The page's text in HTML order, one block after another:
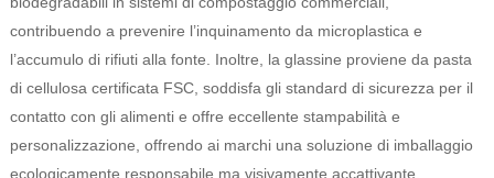
contribuendo a prevenire l’inquinamento da microplastica e
l’accumulo di rifiuti alla fonte. Inoltre, la glassine proviene da pasta
di cellulosa certificata FSC, soddisfa gli standard di sicurezza per il
contatto con gli alimenti e offre eccellente stampabilità e
personalizzazione, offrendo ai marchi una soluzione di imballaggio
ecologicamente responsabile ma visivamente accattivante.